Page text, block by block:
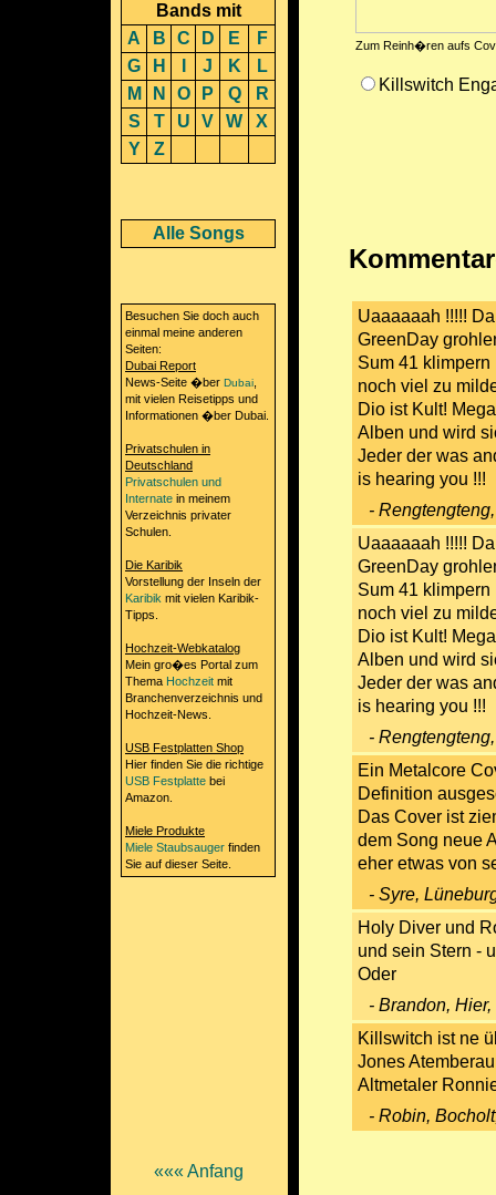
Zum Reinh�ren aufs
Killswitch
Uaaaaaah !!!!!
GreenDay
Sum 41
noch viel zu
Dio ist Kult!
Alben und wird
Jeder der was
is hearing you !!!
-
Uaaaaaah !!!!!
GreenDay
Sum 41
noch viel zu
Dio ist Kult!
Alben und wird
Jeder der was
is hearing you !!!
-
Ein Metalcore
Definition
Das Cover ist
dem Song neue
eher etwas von
- Syre,
Holy Diver und
und sein Stern -
Oder
- Brandon,
Killswitch ist ne
Jones
Altmetaler
- Robin,
Bands mit
A
B C D E
F
G
H J K
L
M
N O P Q
R
S
T U V W
X
Y
Z
Alle Songs
Besuchen Sie doch auch
einmal meine anderen
Seiten:
Dubai Report
News-Seite �ber Dubai
mit vielen Reisetipps und
Informationen �ber Dubai.
Privatschulen in
Deutschland
Privatschulen und
Internate in meinem
Verzeichnis privater
Schulen.
Die Karibik
Vorstellung der Inseln der
Karibik mit vielen Karibik-
Tipps.
Hochzeit-Webkatalog
Mein gro�es Portal zum
Thema Hochzeit mit
Branchenverzeichnis und
Hochzeit-News.
USB Festplatten Shop
Hier finden Sie die richtige
USB Festplatte bei
Amazon.
Miele Produkte
Miele Staubsauger finden
Sie auf dieser Seite.
««« Anfang